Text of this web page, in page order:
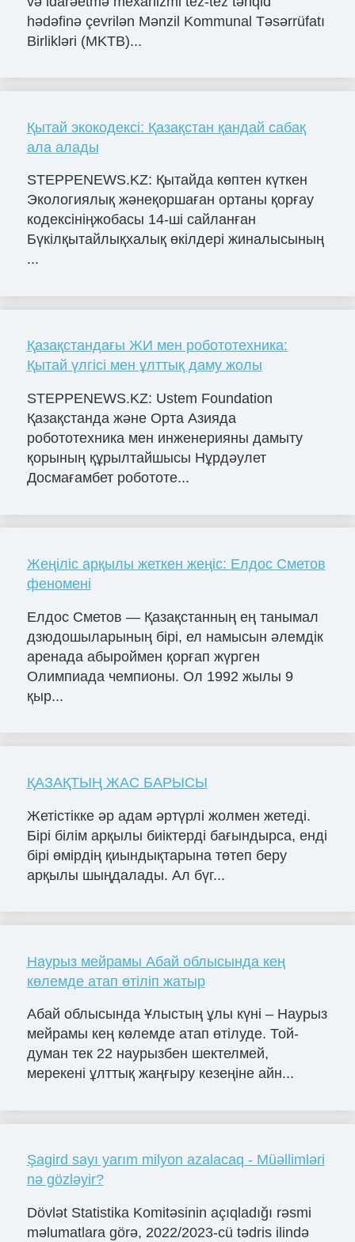
hədəfinə çevrilən Mənzil Kommunal Təsərrüfatı
Birlikləri (MKTB)...
Қытай экокодексі: Қазақстан қандай сабақ
ала алады
STEPPENEWS.KZ: Қытайда көптен күткен
Экологиялық жәнеқоршаған ортаны қорғау
кодексініңжобасы 14-шi сайланған
Бүкілқытайлықхалық өкілдері жиналысының
...
Қазақстандағы ЖИ мен робототехника:
Қытай үлгісі мен ұлттық даму жолы
STEPPENEWS.KZ: Ustem Foundation
Қазақстанда және Орта Азияда
робототехника мен инженерияны дамыту
қорының құрылтайшысы Нұрдәулет
Досмағамбет робототе...
Жеңіліс арқылы жеткен жеңіс: Елдос Сметов
феномені
Елдос Сметов — Қазақстанның ең танымал
дзюдошыларының бірі, ел намысын әлемдік
аренада абыроймен қорғап жүрген
Олимпиада чемпионы. Ол 1992 жылы 9
қыр...
ҚАЗАҚТЫҢ ЖАС БАРЫСЫ
Жетістікке әр адам әртүрлі жолмен жетеді.
Бірі білім арқылы биіктерді бағындырса, енді
бірі өмірдің қиындықтарына төтеп беру
арқылы шыңдалады. Ал бүг...
Наурыз мейрамы Абай облысында кең
көлемде атап өтіліп жатыр
Абай облысында Ұлыстың ұлы күні – Наурыз
мейрамы кең көлемде атап өтілуде. Той-
думан тек 22 наурызбен шектелмей,
мерекені ұлттық жаңғыру кезеңіне айн...
Şagird sayı yarım milyon azalacaq - Müəllimləri
nə gözləyir?
Dövlət Statistika Komitəsinin açıqladığı rəsmi
məlumatlara görə, 2022/2023-cü tədris ilində